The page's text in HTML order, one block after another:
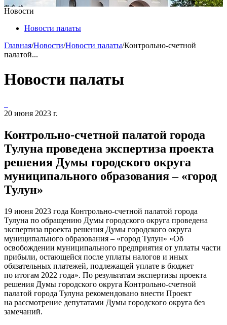
Новости
Новости палаты
Главная/Новости/Новости палаты/Контрольно-счетной
палатой...
Новости палаты
20 июня 2023 г.
Контрольно-счетной палатой города
Тулуна проведена экспертиза проекта
решения Думы городского округа
муниципального образования – «город
Тулун»
19 июня 2023 года Контрольно-счетной палатой города
Тулуна по обращению Думы городского округа проведена
экспертиза проекта решения Думы городского округа
муниципального образования – «город Тулун» «Об
освобождении муниципального предприятия от уплаты части
прибыли, остающейся после уплаты налогов и иных
обязательных платежей, подлежащей уплате в бюджет
по итогам 2022 года». По результатам экспертизы проекта
решения Думы городского округа Контрольно-счетной
палатой города Тулуна рекомендовано внести Проект
на рассмотрение депутатами Думы городского округа без
замечаний.